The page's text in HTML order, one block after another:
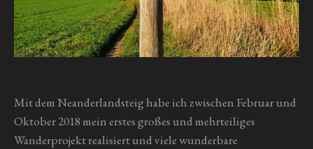
Mit dem Neanderlandsteig habe ich zwischen Februar und
Oktober 2018 mein erstes großes und mehrteiliges
Wanderprojekt realisiert und viele wunderbare